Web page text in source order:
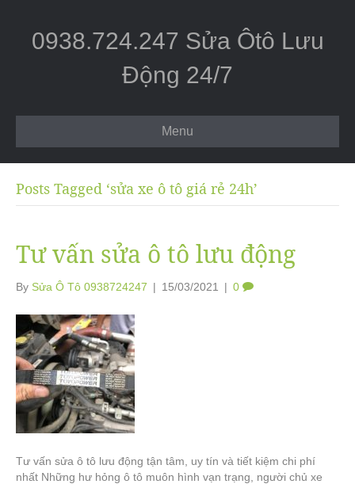
0938.724.247 Sửa Ôtô Lưu
Động 24/7
Menu
Posts Tagged ‘sửa xe ô tô giá rẻ 24h’
Tư vấn sửa ô tô lưu động
By Sửa Ô Tô 0938724247 | 15/03/2021 | 0
Tư vấn sửa ô tô lưu động tận tâm, uy tín và tiết kiệm chi phí
nhất Những hư hỏng ô tô muôn hình vạn trạng, người chủ xe